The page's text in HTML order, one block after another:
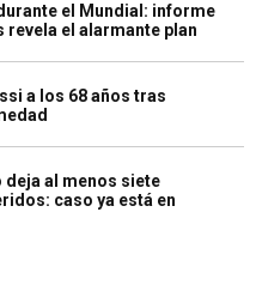
el Mundial: informe
el alarmante plan
a los 68 años tras
al menos siete
caso ya está en